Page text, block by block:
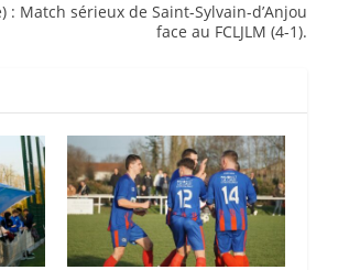
: Match sérieux de Saint-Sylvain-d’Anjou
face au FCLJLM (4-1).